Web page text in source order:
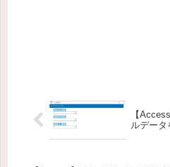
【
ルデータ